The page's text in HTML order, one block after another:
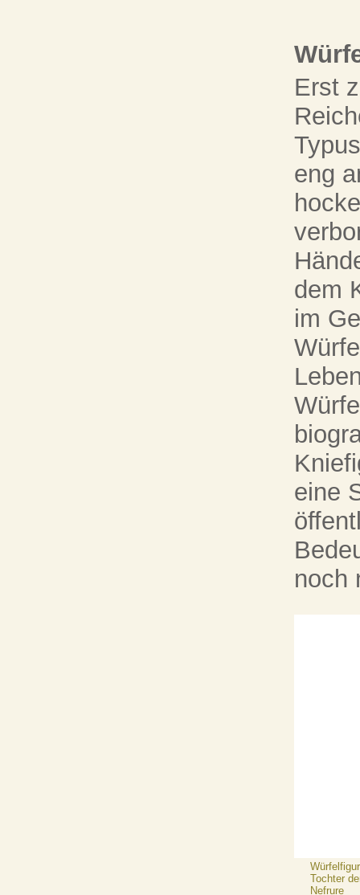
Erst
eng
dem
im
eine
noch
Tochter
Nefrure